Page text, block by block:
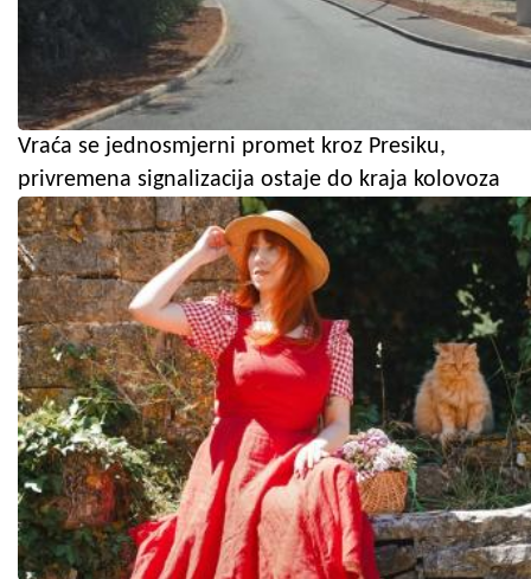
Vraća se jednosmjerni promet kroz Presiku,
privremena signalizacija ostaje do kraja kolovoza